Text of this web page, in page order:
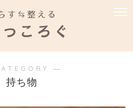
―
持ち物